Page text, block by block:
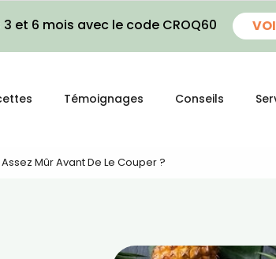
3 et 6 mois avec le code CROQ60
Témoignages Conseils
Mûr Avant De Le Couper ?